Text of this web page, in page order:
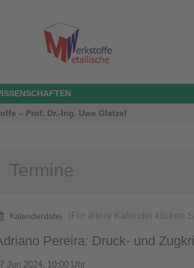
– Prof. Dr.-Ing. Uwe Glatzel
Termine
Kalenderdatei (Für ältere Kalender klicken
Pereira: Druck- und
Jun 2024, 10:00 Uhr